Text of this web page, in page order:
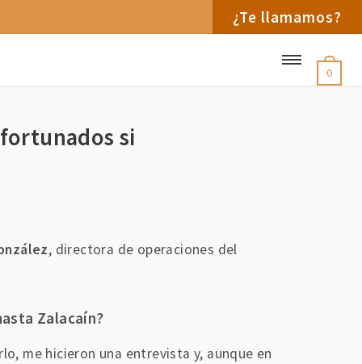
¿Te llamamos?
0
si
, directora de operaciones del
Zalacaín?
me hicieron una entrevista y, aunque en